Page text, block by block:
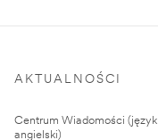
AKTUALNOŚCI
Centrum Wiadomości (język
angielski)